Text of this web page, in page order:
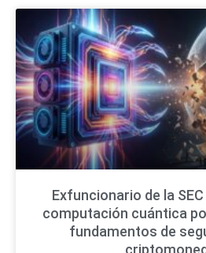
Exfuncionario de la
computación cuántica
fundamentos de